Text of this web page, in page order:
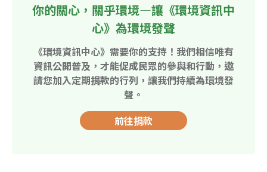
你的關心，關乎環境—讓《環境資訊中
心》為環境發聲
《環境資訊中心》需要你的支持！我們相信唯有
資訊公開普及，才能促成民眾的參與和行動，邀
請您加入定期捐款的行列，讓我們持續為環境發
聲。
前往捐款